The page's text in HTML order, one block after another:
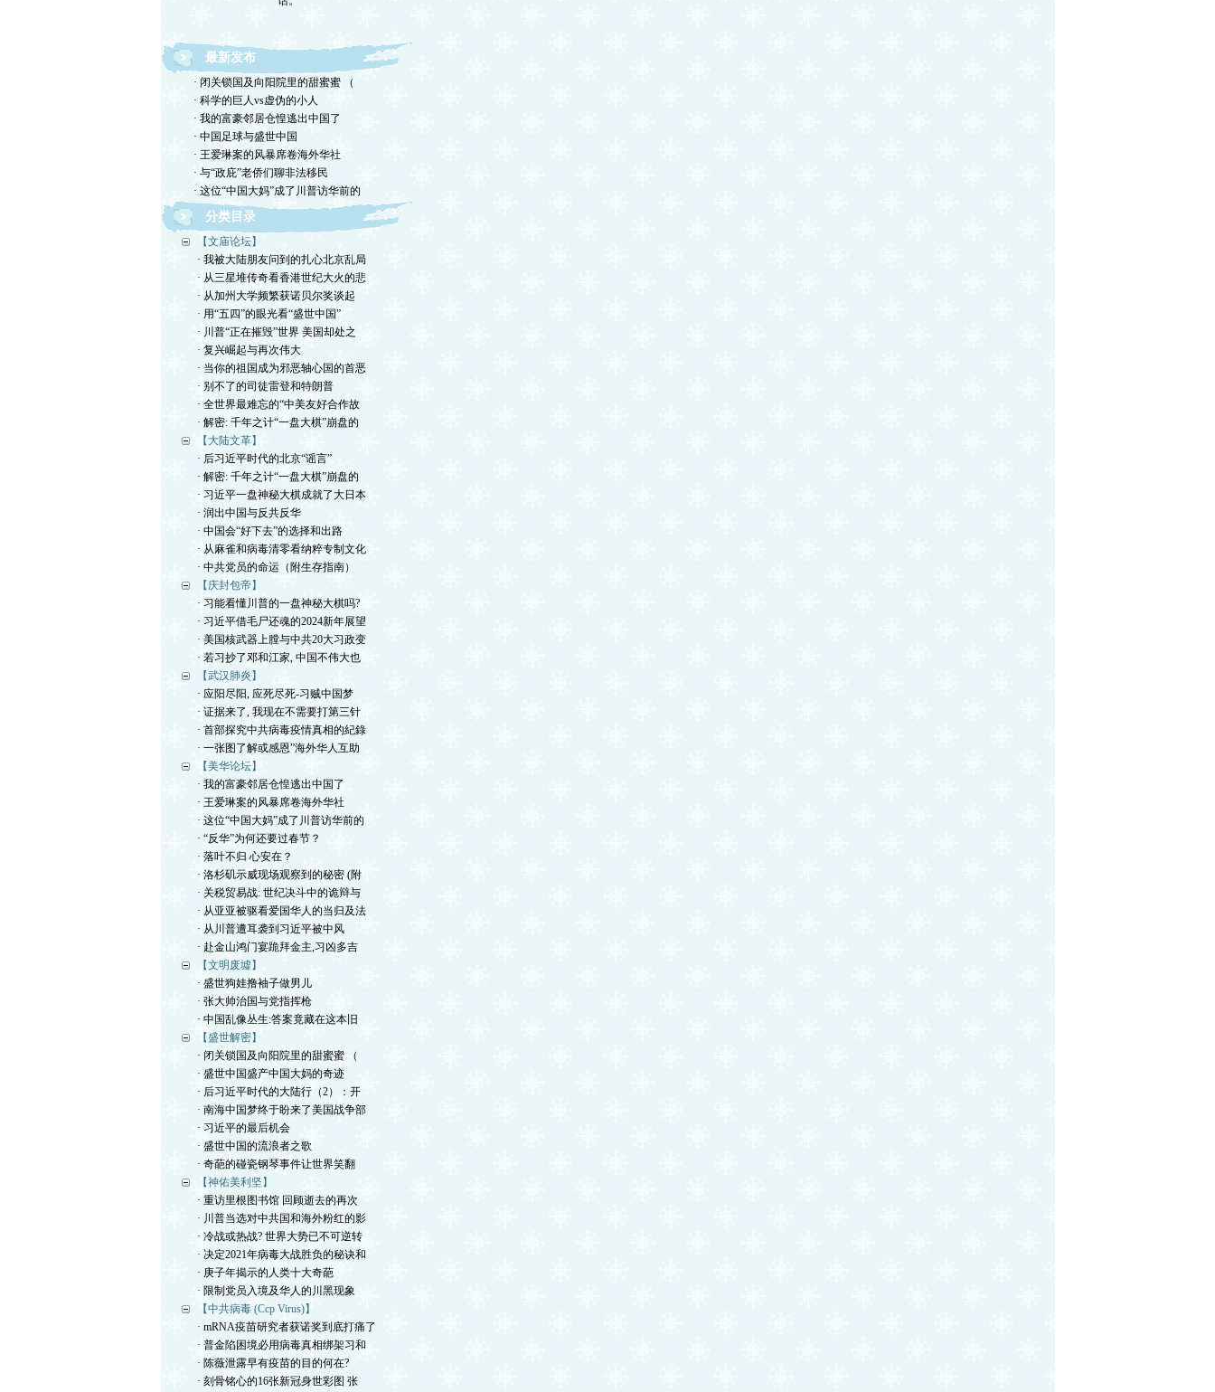
最新发布
· 闭关锁国及向阳院里的甜蜜蜜 （
· 科学的巨人vs虚伪的小人
· 我的富豪邻居仓惶逃出中国了
· 中国足球与盛世中国
· 王爱琳案的风暴席卷海外华社
· 与“政庇”老侨们聊非法移民
· 这位“中国大妈”成了川普访华前的
分类目录
【文庙论坛】
· 我被大陆朋友问到的扎心北京乱局
· 从三星堆传奇看香港世纪大火的悲
· 从加州大学频繁获诺贝尔奖谈起
· 用“五四”的眼光看“盛世中国”
· 川普“正在摧毁”世界 美国却处之
· 复兴崛起与再次伟大
· 当你的祖国成为邪恶轴心国的首恶
· 别不了的司徒雷登和特朗普
· 全世界最难忘的“中美友好合作故
· 解密: 千年之计“一盘大棋”崩盘的
【大陆文革】
· 后习近平时代的北京“谣言”
· 解密: 千年之计“一盘大棋”崩盘的
· 习近平一盘神秘大棋成就了大日本
· 润出中国与反共反华
· 中国会“好下去”的选择和出路
· 从麻雀和病毒清零看纳粹专制文化
· 中共党员的命运（附生存指南）
【庆封包帝】
· 习能看懂川普的一盘神秘大棋吗?
· 习近平借毛尸还魂的2024新年展望
· 美国核武器上膛与中共20大习政变
· 若习抄了邓和江家, 中国不伟大也
【武汉肺炎】
· 应阳尽阳, 应死尽死-习贼中国梦
· 证据来了, 我现在不需要打第三针
· 首部探究中共病毒疫情真相的紀錄
· 一张图了解或感恩”海外华人互助
【美华论坛】
· 我的富豪邻居仓惶逃出中国了
· 王爱琳案的风暴席卷海外华社
· 这位“中国大妈”成了川普访华前的
· “反华”为何还要过春节？
· 落叶不归 心安在？
· 洛杉矶示威现场观察到的秘密 (附
· 关税贸易战: 世纪决斗中的诡辩与
· 从亚亚被驱看爱国华人的当归及法
· 从川普遭耳袭到习近平被中风
· 赴金山鸿门宴跪拜金主,习凶多吉
【文明废墟】
· 盛世狗娃撸袖子做男儿
· 张大帅治国与党指挥枪
· 中国乱像丛生:答案竟藏在这本旧
【盛世解密】
· 闭关锁国及向阳院里的甜蜜蜜 （
· 盛世中国盛产中国大妈的奇迹
· 后习近平时代的大陆行（2）：开
· 南海中国梦终于盼来了美国战争部
· 习近平的最后机会
· 盛世中国的流浪者之歌
· 奇葩的碰瓷钢琴事件让世界笑翻
【神佑美利坚】
· 重访里根图书馆 回顾逝去的再次
· 川普当选对中共国和海外粉红的影
· 冷战或热战? 世界大势已不可逆转
· 决定2021年病毒大战胜负的秘诀和
· 庚子年揭示的人类十大奇葩
· 限制党员入境及华人的川黑现象
【中共病毒 (Ccp Virus)】
· mRNA疫苗研究者获诺奖到底打痛了
· 普金陷困境必用病毒真相绑架习和
· 陈薇泄露早有疫苗的目的何在?
· 刻骨铭心的16张新冠身世彩图 张